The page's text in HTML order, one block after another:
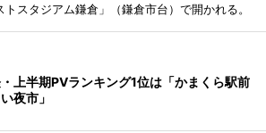
スタジアム鎌倉」（鎌倉市台）で開かれる。
上半期PVランキング1位は「かまくら駅前
夜市」